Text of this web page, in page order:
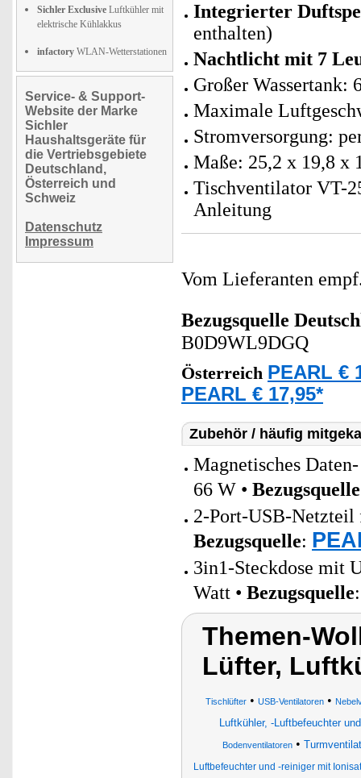
Sichler Exclusive Luftkühler mit
elektrische Kühlakkus
infactory WLAN-Wetterstationen
Service- & Support-
Website der Marke
Sichler
Haushaltsgeräte für
die Vertriebsgebiete
Deutschland,
Österreich und
Schweiz
Datenschutz
Impressum
Integrierter
enthalten)
Nachtlicht mit 7
Großer Wassertank:
Maximale
Stromversorgung:
Maße: 25,2 x 19,8 x
Tischventilator VT-
Anleitung
Vom Lieferanten
Bezugsquelle
B0D9WL9DGQ
Österreich PEARL €
PEARL € 17,95*
Zubehör / häufig
Magnetisches
66 W • Bezugsquelle
2-Port-USB-Netzteil
Bezugsquelle:
3in1-Steckdose mit
Watt • Bezugsquelle
Themen-
Lüfter,
Tischlüfter• USB-Ventilatoren•
Luftkühler, -Luftbefeuchter
Bodenventilatoren •
Luftbefeuchter und -reiniger mit